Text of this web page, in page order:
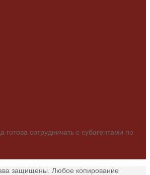
готова сотрудничать с субагентами по
защищены. Любое копирование